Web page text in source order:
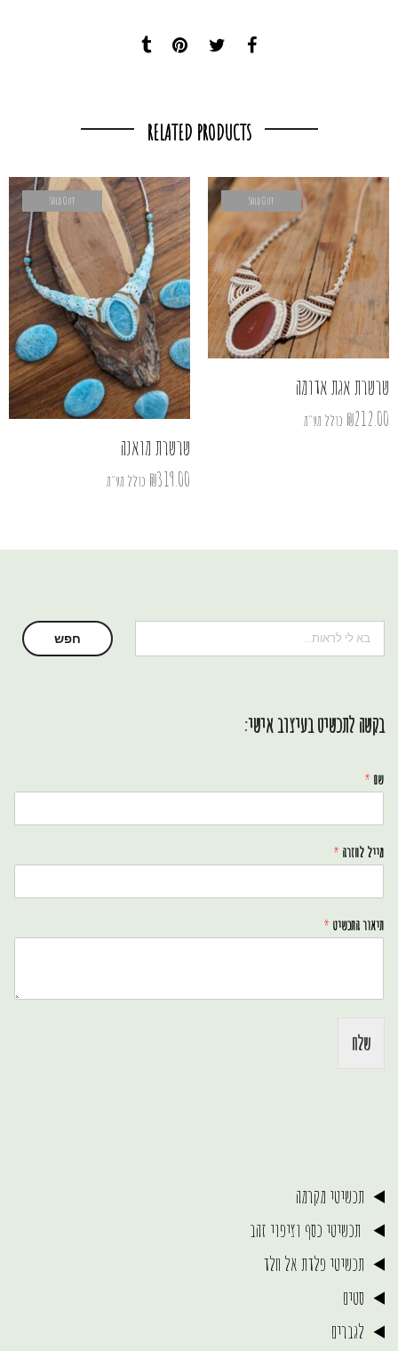
RELATED PRODUCTS
Sold Out
שרשרת אגת אדומה
₪212.00 כולל מע"מ
Sold Out
שרשרת מואנה
₪319.00 כולל מע"מ
חיפוש חפש
בקשה לתכשיט בעיצוב אישי:
שם *
מייל לחזרה *
תיאור התכשיט *
שלח
תכשיטי מקרמה
תכשיטי כסף וציפוי זהב
תכשיטי פלדת אל חלד
סטים
לגברים